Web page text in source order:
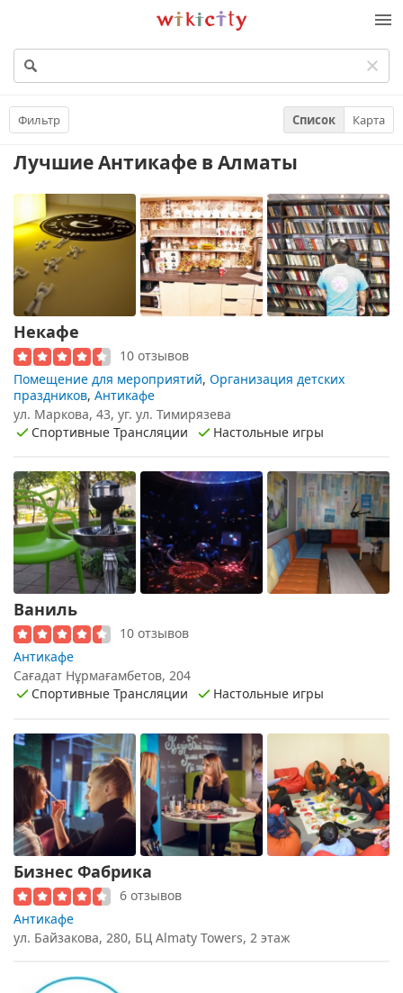
Викисити
Фильтр Список Карта
Лучшие Антикафе в Алматы
Некафе
10 отзывов
Помещение для мероприятий, Организация детских
праздников, Антикафе
ул. Маркова, 43, уг. ул. Тимирязева
Спортивные Трансляции
Настольные игры
Ваниль
10 отзывов
Антикафе
Сағадат Нұрмағамбетов, 204
Спортивные Трансляции
Настольные игры
Бизнес Фабрика
6 отзывов
Антикафе
ул. Байзакова, 280, БЦ Almaty Towers, 2 этаж